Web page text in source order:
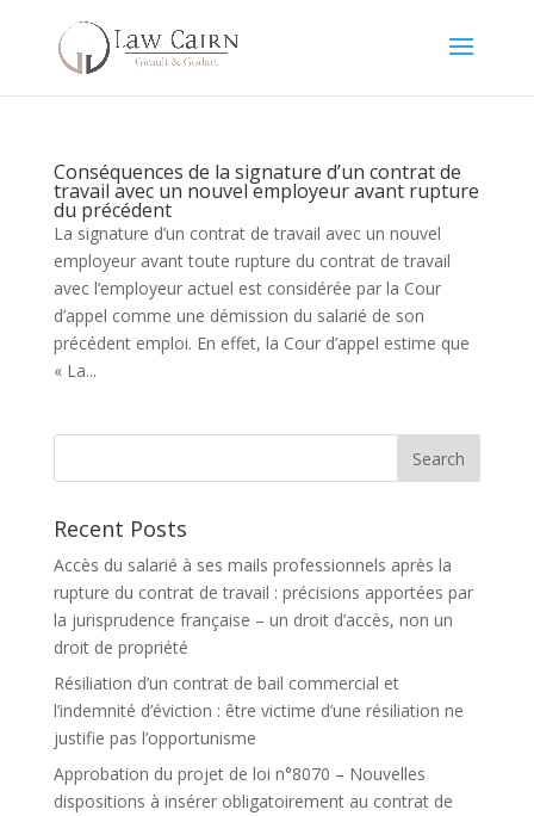
Conséquences de la signature d’un contrat de
travail avec un nouvel employeur avant rupture
du précédent
La signature d’un contrat de travail avec un nouvel
employeur avant toute rupture du contrat de travail
avec l’employeur actuel est considérée par la Cour
d’appel comme une démission du salarié de son
précédent emploi. En effet, la Cour d’appel estime que
« La...
Recent Posts
Accès du salarié à ses mails professionnels après la
rupture du contrat de travail : précisions apportées par
la jurisprudence française – un droit d’accès, non un
droit de propriété
Résiliation d’un contrat de bail commercial et
l’indemnité d’éviction : être victime d’une résiliation ne
justifie pas l’opportunisme
Approbation du projet de loi n°8070 – Nouvelles
dispositions à insérer obligatoirement au contrat de